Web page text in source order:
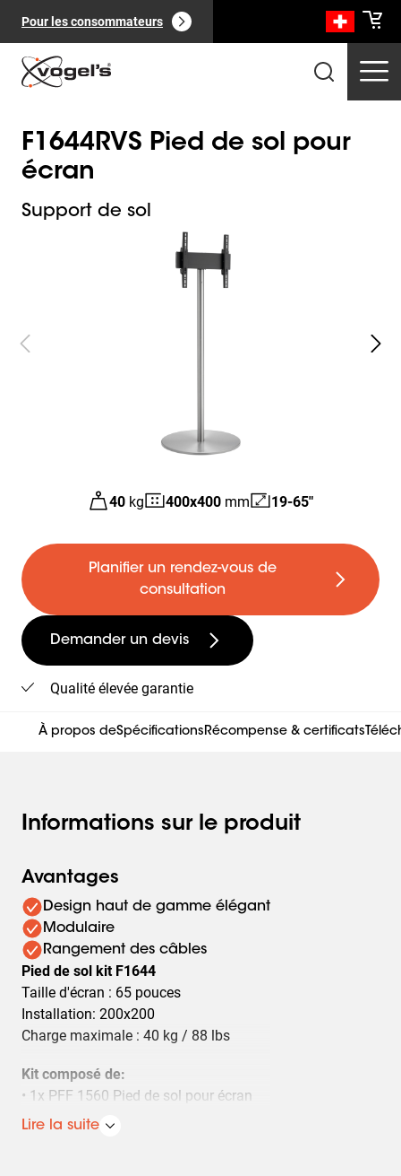
Pour les consommateurs
Produits professionnels
F1644RVS Pied de sol pour
écran
Support de sol
40 kg 400x400 mm 19-65"
Planifier un rendez-vous de
consultation
Demander un devis
Qualité élevée garantie
À propos deSpécificationsRécompense & certificats
Informations sur le produit
Avantages
Design haut de gamme élégant
Modulaire
Rangement des câbles
Pied de sol kit F1644
Taille d'écran : 65 pouces
Installation: 200x200
Charge maximale : 40 kg / 88 lbs
Kit composé de:
• 1x PFF 1560 Pied de sol pour écran
• 1x PFA 9148 Module de rotation
Lire la suite